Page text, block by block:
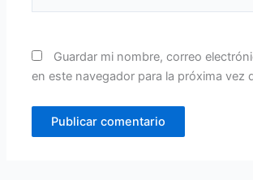
Guardar mi nombre, correo
en este navegador para la próxima vez